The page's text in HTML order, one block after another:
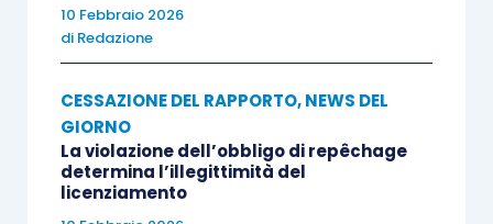
10 Febbraio 2026
di Redazione
CESSAZIONE DEL RAPPORTO,NEWS DEL
GIORNO
La violazione dell’obbligo di repêchage
determina l’illegittimità del
licenziamento